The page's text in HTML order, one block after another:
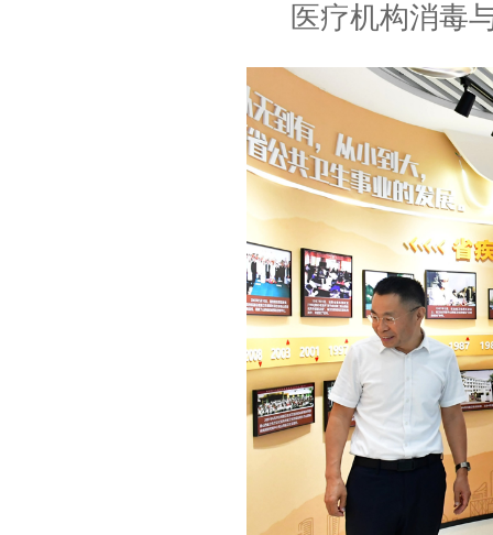
医疗机构消毒